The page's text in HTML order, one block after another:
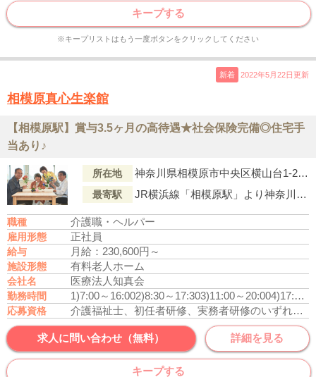
キープする
※キープリストはもう一度ボタンをクリックしてください
新着 2022年5月22日更新
相模原真心生楽館
【相模原駅】賞与3.5ヶ月の高待遇★社会保険完備◎住宅手
当あり♪
所在地 神奈川県相模原市中央区横山台1-27-39
最寄駅 JR横浜線「相模原駅」より神奈川中央交通バス『水郷田名』行「横浜小学校前 徒歩6分
職種 介護職・ヘルパー
雇用形態 正社員
給与 月給：230,600円～
施設形態 有料老人ホーム
会社名 医療法人知真会
勤務時間 1)7:00～16:002)8:30～17:303)11:00～20:004)17:00～9:00
応募資格 介護福祉士、初任者研修、実務者研修のいずれかの資格をお持ちの方
求人に問い合わせ（無料） 詳細を見る
キープする